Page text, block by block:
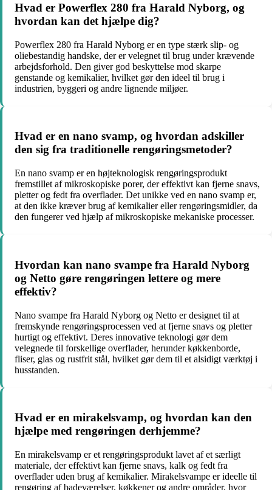
Hvad er Powerflex 280 fra Harald Nyborg, og
hvordan kan det hjælpe dig?
Powerflex 280 fra Harald Nyborg er en type stærk slip- og
oliebestandig handske, der er velegnet til brug under krævende
arbejdsforhold. Den giver god beskyttelse mod skarpe
genstande og kemikalier, hvilket gør den ideel til brug i
industrien, byggeri og andre lignende miljøer.
Hvad er en nano svamp, og hvordan adskiller
den sig fra traditionelle rengøringsmetoder?
En nano svamp er en højteknologisk rengøringsprodukt
fremstillet af mikroskopiske porer, der effektivt kan fjerne snavs,
pletter og fedt fra overflader. Det unikke ved en nano svamp er,
at den ikke kræver brug af kemikalier eller rengøringsmidler, da
den fungerer ved hjælp af mikroskopiske mekaniske processer.
Hvordan kan nano svampe fra Harald Nyborg
og Netto gøre rengøringen lettere og mere
effektiv?
Nano svampe fra Harald Nyborg og Netto er designet til at
fremskynde rengøringsprocessen ved at fjerne snavs og pletter
hurtigt og effektivt. Deres innovative teknologi gør dem
velegnede til forskellige overflader, herunder køkkenborde,
fliser, glas og rustfrit stål, hvilket gør dem til et alsidigt værktøj i
husstanden.
Hvad er en mirakelsvamp, og hvordan kan den
hjælpe med rengøringen derhjemme?
En mirakelsvamp er et rengøringsprodukt lavet af et særligt
materiale, der effektivt kan fjerne snavs, kalk og fedt fra
overflader uden brug af kemikalier. Mirakelsvampe er ideelle til
rengøring af badeværelser, køkkener og andre områder, hvor